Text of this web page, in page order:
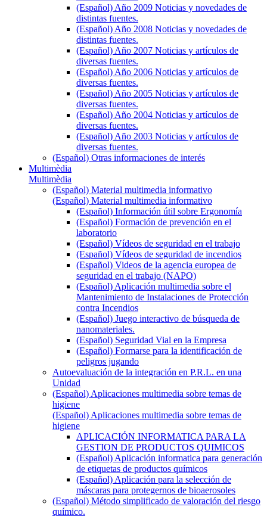
(Español) Año 2009 Noticias y novedades de
distintas fuentes.
(Español) Año 2008 Noticias y novedades de
distintas fuentes.
(Español) Año 2007 Noticias y artículos de
diversas fuentes.
(Español) Año 2006 Noticias y artículos de
diversas fuentes.
(Español) Año 2005 Noticias y artículos de
diversas fuentes.
(Español) Año 2004 Noticias y artículos de
diversas fuentes.
(Español) Año 2003 Noticias y artículos de
diversas fuentes.
(Español) Otras informaciones de interés
Multimèdia
Multimèdia
(Español) Material multimedia informativo
(Español) Material multimedia informativo
(Español) Información útil sobre Ergonomía
(Español) Formación de prevención en el
laboratorio
(Español) Vídeos de seguridad en el trabajo
(Español) Vídeos de seguridad de incendios
(Español) Videos de la agencia europea de
seguridad en el trabajo (NAPO)
(Español) Aplicación multimedia sobre el
Mantenimiento de Instalaciones de Protección
contra Incendios
(Español) Juego interactivo de búsqueda de
nanomateriales.
(Español) Seguridad Vial en la Empresa
(Español) Formarse para la identificación de
peligros jugando
Autoevaluación de la integración en P.R.L. en una
Unidad
(Español) Aplicaciones multimedia sobre temas de
higiene
(Español) Aplicaciones multimedia sobre temas de
higiene
APLICACIÓN INFORMATICA PARA LA
GESTION DE PRODUCTOS QUIMICOS
(Español) Aplicación informatica para generación
de etiquetas de productos químicos
(Español) Aplicación para la selección de
máscaras para protegernos de bioaerosoles
(Español) Método simplificado de valoración del riesgo
químico.